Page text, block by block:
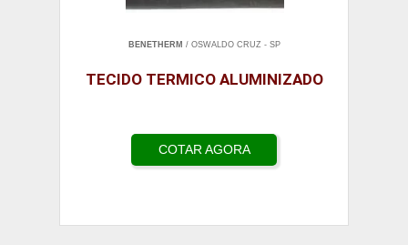
BENETHERM / OSWALDO CRUZ - SP
TECIDO TERMICO ALUMINIZADO
COTAR AGORA